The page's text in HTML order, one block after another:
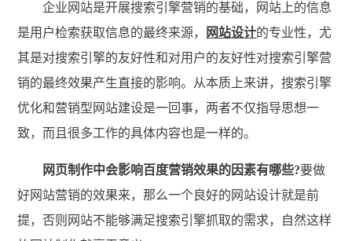
企业网站是开展搜索引擎营销的基础，网站上的信息
是用户检索获取信息的最终来源，
网站设计的专业性，尤
其是对搜索引擎的友好性和对用户的友好性对搜索引擎营
销的最终效果产生直接的影响。从本质上来讲，搜索引擎
优化和营销型网站建设是一回事，两者不仅指导思想一
致，而且很多工作的具体内容也是一样的。
网页制作中会影响百度营销效果的因素有哪些?要做
好网站营销的效果来，那么一个良好的网站设计就是前
提，否则网站不能够满足搜索引擎抓取的需求，自然这样